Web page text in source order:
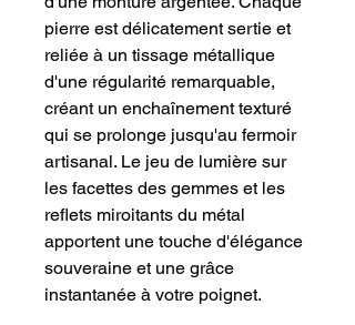
pierre est délicatement sertie et
reliée à un tissage métallique
d'une régularité remarquable,
créant un enchaînement texturé
qui se prolonge jusqu'au fermoir
artisanal. Le jeu de lumière sur
les facettes des gemmes et les
reflets miroitants du métal
apportent une touche d'élégance
souveraine et une grâce
instantanée à votre poignet.